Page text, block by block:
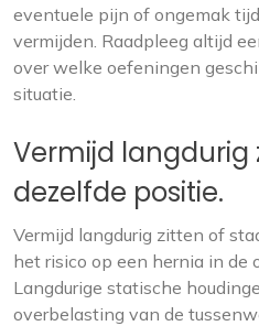
eventuele pijn of ongemak
vermijden. Raadpleeg altijd
over welke oefeningen
situatie.
Vermijd langdurig
dezelfde positie.
Vermijd langdurig zitten of
het risico op een hernia in de
Langdurige statische
overbelasting van de